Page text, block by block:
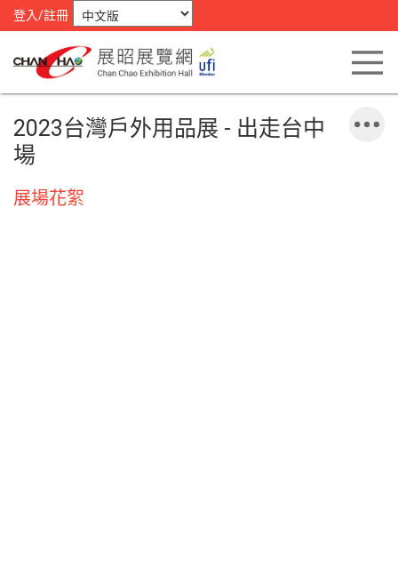
登入/註冊
2023台灣戶外用品展 - 出走台中
場
展場花絮